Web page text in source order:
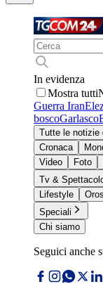
In evidenza
Mostra tutti
Guerra Iran
boscoGarlasco
Tutte le notizie
Cronaca
Video
Foto
Tv &
Lifestyle
Speciali
Chi siamo
Seguici anche